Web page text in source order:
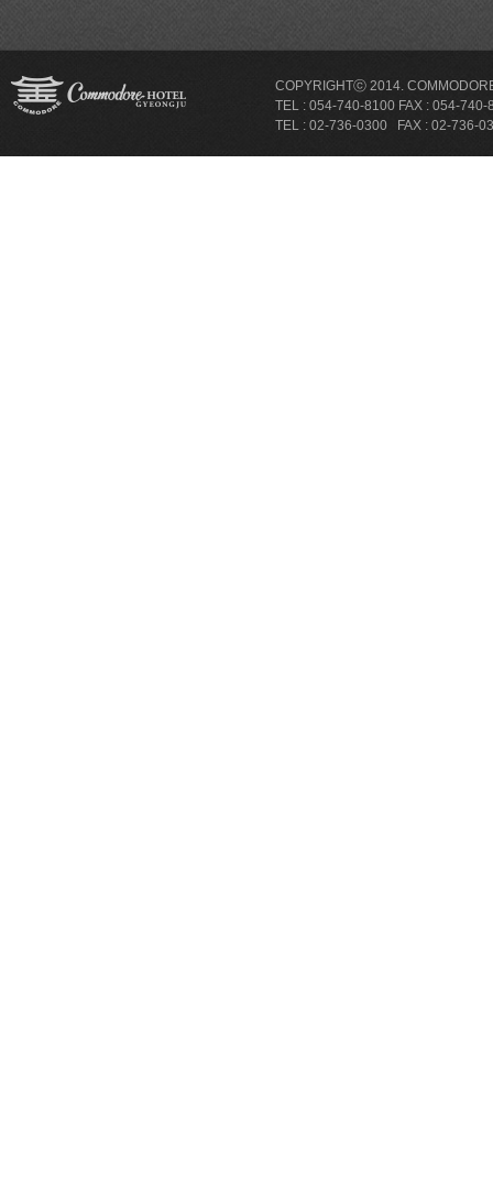
COPYRIGHTⓒ 2014.
TEL : 054-740-8100 FAX : 054-
TEL : 02-736-0300 FAX : 02-736-